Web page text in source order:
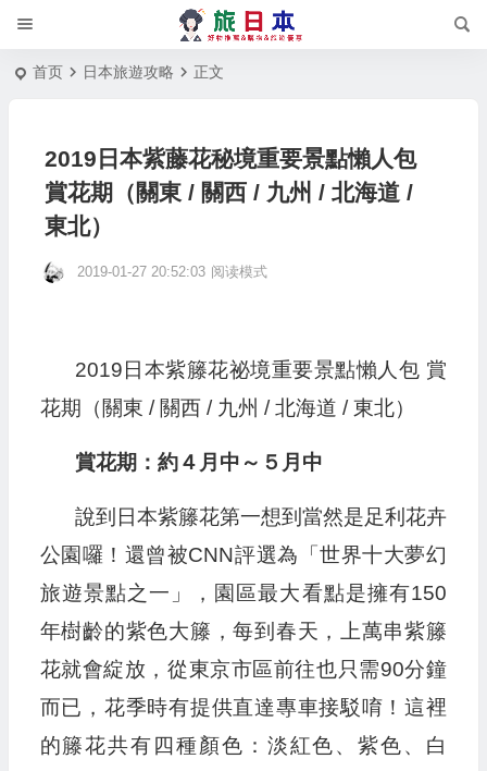
首页 日本旅遊攻略 正文
2019日本紫藤花秘境重要景點懶人包
賞花期（關東 / 關西 / 九州 / 北海道 /
東北）
2019-01-27 20:52:03 阅读模式
2019日本紫籐花祕境重要景點懶人包 賞
花期（關東 / 關西 / 九州 / 北海道 / 東北）
賞花期：約４月中～５月中
說到日本紫籐花第一想到當然是足利花卉
公園囉！還曾被CNN評選為「世界十大夢幻
旅遊景點之一」，園區最大看點是擁有150
年樹齡的紫色大籐，每到春天，上萬串紫籐
花就會綻放，從東京市區前往也只需90分鐘
而已，花季時有提供直達專車接駁唷！這裡
的籐花共有四種顏色：淡紅色、紫色、白